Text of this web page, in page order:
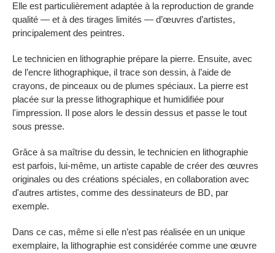
Elle est particulièrement adaptée à la reproduction de grande
qualité — et à des tirages limités — d’œuvres d’artistes,
principalement des peintres.
Le technicien en lithographie prépare la pierre. Ensuite, avec
de l’encre lithographique, il trace son dessin, à l’aide de
crayons, de pinceaux ou de plumes spéciaux. La pierre est
placée sur la presse lithographique et humidifiée pour
l'impression. Il pose alors le dessin dessus et passe le tout
sous presse.
Grâce à sa maîtrise du dessin, le technicien en lithographie
est parfois, lui-même, un artiste capable de créer des œuvres
originales ou des créations spéciales, en collaboration avec
d'autres artistes, comme des dessinateurs de BD, par
exemple.
Dans ce cas, même si elle n’est pas réalisée en un unique
exemplaire, la lithographie est considérée comme une œuvre